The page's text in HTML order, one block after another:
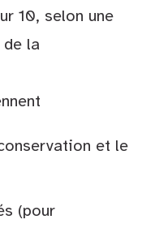
10, selon une
la
et le
(pour